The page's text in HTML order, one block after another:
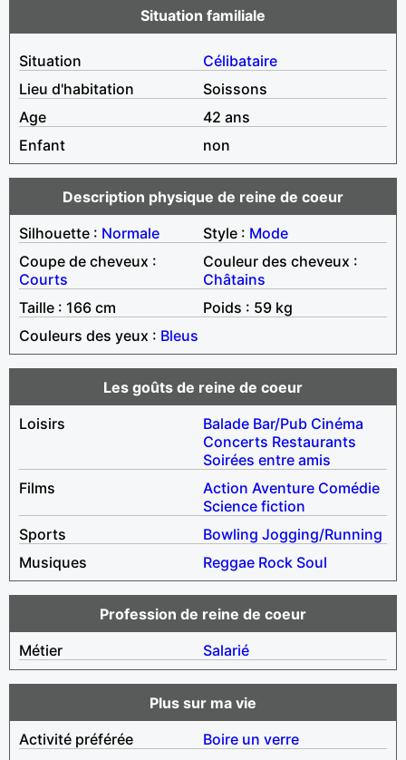
Situation familiale
Situation
Célibataire
Lieu d'habitation
Soissons
Age
42 ans
Enfant
non
Description physique de reine de coeur
Silhouette : Normale Style : Mode
Coupe de cheveux :
Courts
Couleur des cheveux :
Châtains
Taille : 166 cm
Poids : 59 kg
Couleurs des yeux : Bleus
Les goûts de reine de coeur
Loisirs
Balade Bar/Pub Cinéma
Concerts Restaurants
Soirées entre amis
Films
Action Aventure Comédie
Science fiction
Sports
Bowling Jogging/Running
Musiques
Reggae Rock Soul
Profession de reine de coeur
Métier
Salarié
Plus sur ma vie
Activité préférée
Boire un verre